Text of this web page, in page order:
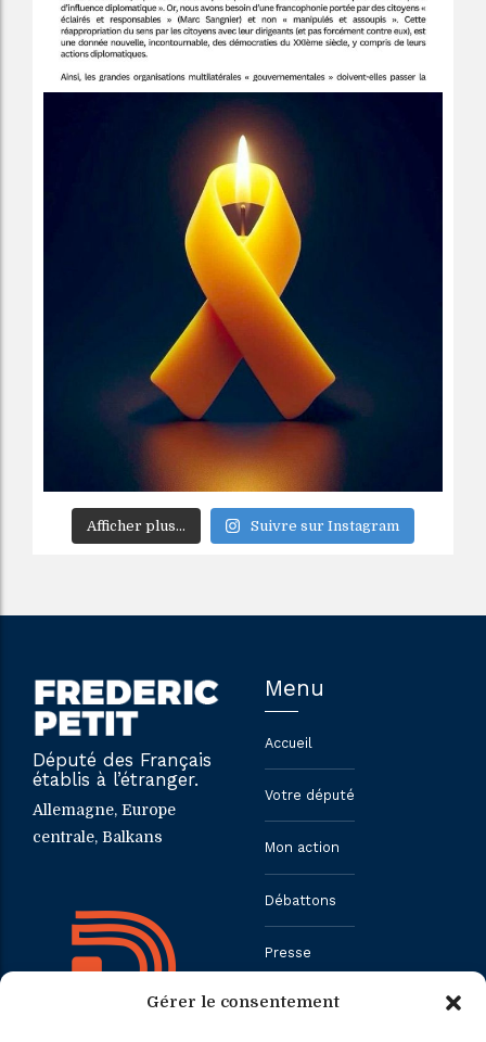
Gérer le consentement
Afficher plus... Suivre sur Instagram
Député des Français
établis à l’étranger.
Allemagne, Europe
centrale, Balkans
Menu
Accueil
Votre député
Mon action
Débattons
Presse
Contact